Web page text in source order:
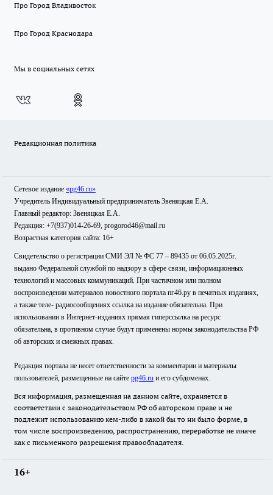
Про Город Владивосток
Про Город Краснодара
Мы в социальных сетях
Редакционная политика
Сетевое издание «pg46.ru»
Учредитель Индивидуальный предприниматель Звеняцкая Е.А.
Главный редактор: Звеняцкая Е.А.
Редакция: +7(937)014-26-69, progorod46@mail.ru
Возрастная категория сайта: 16+
Свидетельство о регистрации СМИ ЭЛ № ФС 77 – 89435 от 06.05.2025г.
выдано Федеральной службой по надзору в сфере связи, информационных
технологий и массовых коммуникаций. При частичном или полном
воспроизведении материалов новостного портала пг46.ру в печатных изданиях,
а также теле- радиосообщениях ссылка на издание обязательна. При
использовании в Интернет-изданиях прямая гиперссылка на ресурс
обязательна, в противном случае будут применены нормы законодательства РФ
об авторских и смежных правах.
Редакция портала не несет ответственности за комментарии и материалы
пользователей, размещенные на сайте pg46.ru и его субдоменах.
Вся информация, размещенная на данном сайте, охраняется в
соответствии с законодательством РФ об авторском праве и не
подлежит использованию кем-либо в какой бы то ни было форме, в
том числе воспроизведению, распространению, переработке не иначе
как с письменного разрешения правообладателя.
16+